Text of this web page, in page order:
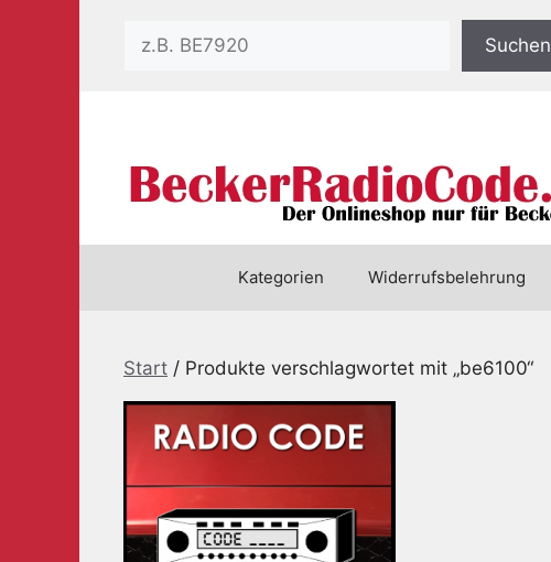
Suchen
Kategorien Widerrufsbelehrung
Start / Produkte verschlagwortet mit „be6100“